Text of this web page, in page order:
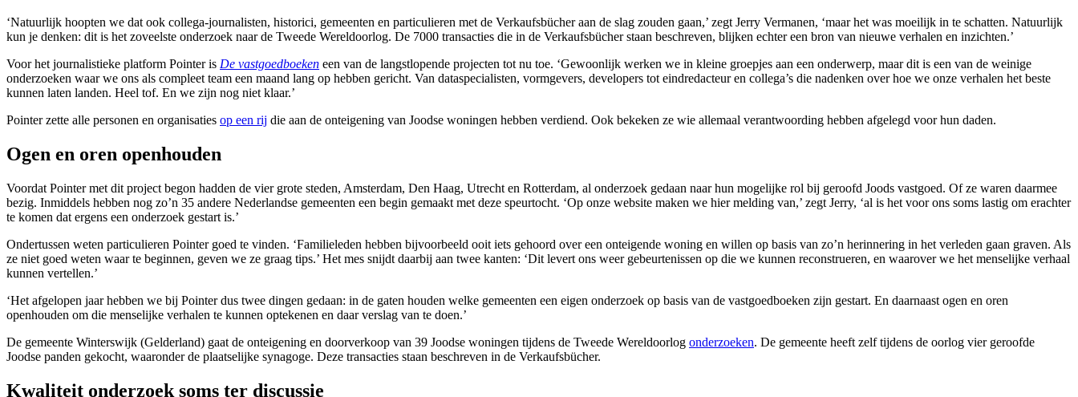
‘Natuurlijk hoopten we dat ook collega-journalisten, historici, gemeenten en particulieren met de Verkaufsbücher aan de slag zouden gaan,’ zegt Jerry Vermanen, ‘maar het was moeilijk in te schatten. Natuurlijk
kun je denken: dit is het zoveelste onderzoek naar de Tweede Wereldoorlog. De 7000 transacties die in de Verkaufsbücher staan beschreven, blijken echter een bron van nieuwe verhalen en inzichten.’
Voor het journalistieke platform Pointer is De vastgoedboeken een van de langstlopende projecten tot nu toe. ‘Gewoonlijk werken we in kleine groepjes aan een onderwerp, maar dit is een van de weinige
onderzoeken waar we ons als compleet team een maand lang op hebben gericht. Van dataspecialisten, vormgevers, developers tot eindredacteur en collega’s die nadenken over hoe we onze verhalen het beste
kunnen laten landen. Heel tof. En we zijn nog niet klaar.’
Pointer zette alle personen en organisaties op een rij die aan de onteigening van Joodse woningen hebben verdiend. Ook bekeken ze wie allemaal verantwoording hebben afgelegd voor hun daden.
Ogen en oren openhouden
Voordat Pointer met dit project begon hadden de vier grote steden, Amsterdam, Den Haag, Utrecht en Rotterdam, al onderzoek gedaan naar hun mogelijke rol bij geroofd Joods vastgoed. Of ze waren daarmee
bezig. Inmiddels hebben nog zo’n 35 andere Nederlandse gemeenten een begin gemaakt met deze speurtocht. ‘Op onze website maken we hier melding van,’ zegt Jerry, ‘al is het voor ons soms lastig om erachter
te komen dat ergens een onderzoek gestart is.’
Ondertussen weten particulieren Pointer goed te vinden. ‘Familieleden hebben bijvoorbeeld ooit iets gehoord over een onteigende woning en willen op basis van zo’n herinnering in het verleden gaan graven. Als
ze niet goed weten waar te beginnen, geven we ze graag tips.’ Het mes snijdt daarbij aan twee kanten: ‘Dit levert ons weer gebeurtenissen op die we kunnen reconstrueren, en waarover we het menselijke verhaal
kunnen vertellen.’
‘Het afgelopen jaar hebben we bij Pointer dus twee dingen gedaan: in de gaten houden welke gemeenten een eigen onderzoek op basis van de vastgoedboeken zijn gestart. En daarnaast ogen en oren
openhouden om die menselijke verhalen te kunnen optekenen en daar verslag van te doen.’
De gemeente Winterswijk (Gelderland) gaat de onteigening en doorverkoop van 39 Joodse woningen tijdens de Tweede Wereldoorlog onderzoeken. De gemeente heeft zelf tijdens de oorlog vier geroofde
Joodse panden gekocht, waaronder de plaatselijke synagoge. Deze transacties staan beschreven in de Verkaufsbücher.
Kwaliteit onderzoek soms ter discussie